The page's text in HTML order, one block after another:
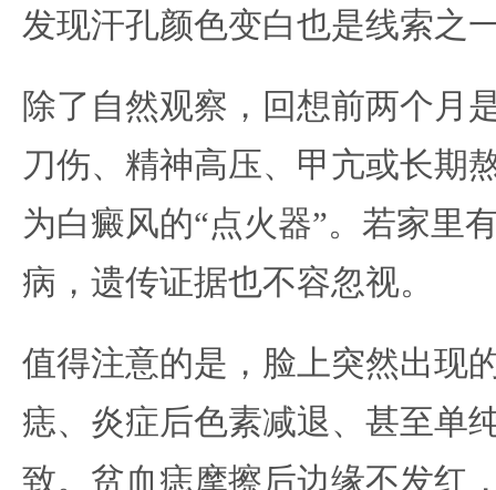
发现汗孔颜色变白也是线索之
除了自然观察，回想前两个月
刀伤、精神高压、甲亢或长期
为白癜风的“点火器”。若家里
病，遗传证据也不容忽视。
值得注意的是，脸上突然出现
痣、炎症后色素减退、甚至单
致。贫血痣摩擦后边缘不发红